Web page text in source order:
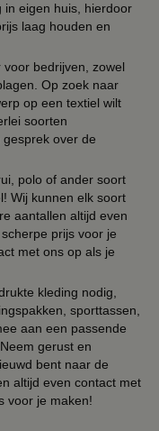
in eigen huis, hierdoor
laag houden en
voor bedrijven, zowel
Op zoek naar
op een textiel wilt
soorten
over de
polo of ander soort
Wij kunnen elk soort
aantallen altijd even
prijs voor je
met ons op als je
kleding nodig,
sporttassen,
aan een passende
gerust en
bent naar de
altijd even contact met
voor je maken!